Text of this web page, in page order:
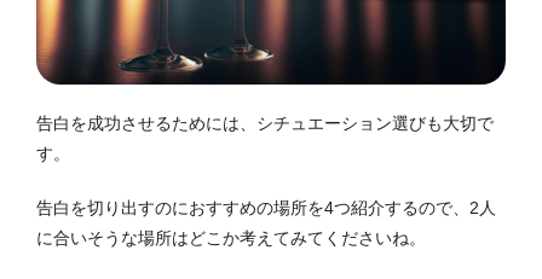
告白を成功させるためには、シチュエーション選びも大切で
す。
告白を切り出すのにおすすめの場所を4つ紹介するので、2人
に合いそうな場所はどこか考えてみてくださいね。